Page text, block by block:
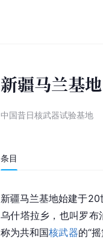
新疆马兰基地
中国昔日核武器试验基地
条目
新疆马兰基地始建于
乌什塔拉乡，也叫罗布
称为共和国核武器的“